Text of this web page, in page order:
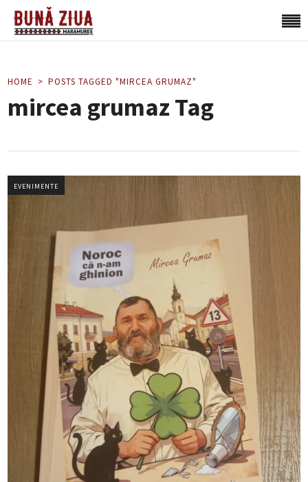
HOME POSTS TAGGED "MIRCEA GRUMAZ"
mircea grumaz Tag
EVENIMENTE